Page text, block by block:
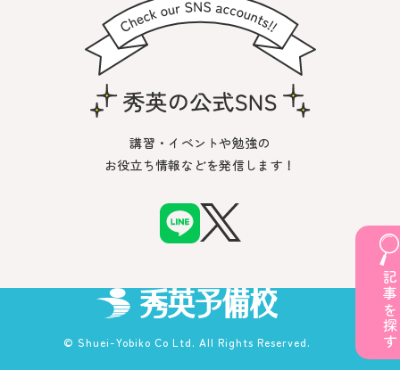
講習・イベントや勉強の
お役立ち情報などを発信します！
© Shuei-Yobiko Co Ltd. All Rights Reserved.